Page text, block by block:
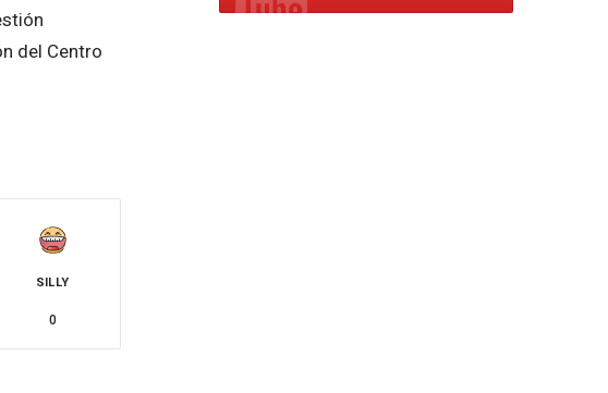
del Centro
SILLY
0